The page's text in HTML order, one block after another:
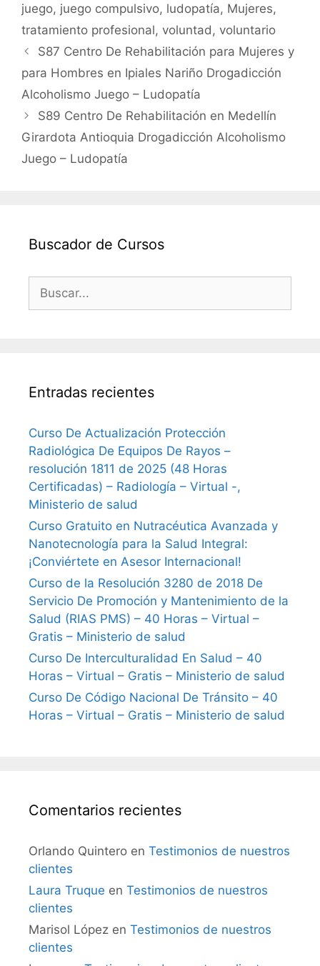
juego, juego compulsivo, ludopatía, Mujeres,
tratamiento profesional, voluntad , voluntario
S87 Centro De Rehabilitación para Mujeres y
para Hombres en Ipiales Nariño Drogadicción
Alcoholismo Juego – Ludopatía
S89 Centro De Rehabilitación en Medellín
Girardota Antioquia Drogadicción Alcoholismo
Juego – Ludopatía
Buscador de Cursos
Entradas recientes
Curso De Actualización Protección
Radiológica De Equipos De Rayos –
resolución 1811 de 2025 (48 Horas
Certificadas) – Radiología – Virtual -,
Ministerio de salud
Curso Gratuito en Nutracéutica Avanzada y
Nanotecnología para la Salud Integral:
¡Conviértete en Asesor Internacional!
Curso de la Resolución 3280 de 2018 De
Servicio De Promoción y Mantenimiento de la
Salud (RIAS PMS) – 40 Horas – Virtual –
Gratis – Ministerio de salud
Curso De Interculturalidad En Salud – 40
Horas – Virtual – Gratis – Ministerio de salud
Curso De Código Nacional De Tránsito – 40
Horas – Virtual – Gratis – Ministerio de salud
Comentarios recientes
Orlando Quintero en Testimonios de nuestros
clientes
Laura Truque en Testimonios de nuestros
clientes
Marisol López en Testimonios de nuestros
clientes